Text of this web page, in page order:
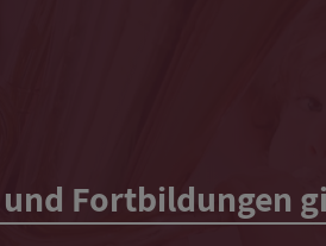
und Fortbildungen